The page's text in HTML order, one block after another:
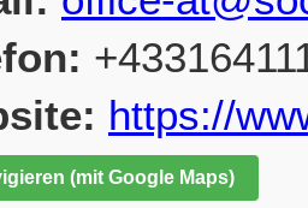
https://
(mit Google Maps)